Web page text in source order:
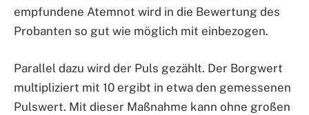
empfundene Atemnot wird in die Bewertung des
Probanten so gut wie möglich mit einbezogen.
Parallel dazu wird der Puls gezählt. Der Borgwert
multipliziert mit 10 ergibt in etwa den gemessenen
Pulswert. Mit dieser Maßnahme kann ohne großen